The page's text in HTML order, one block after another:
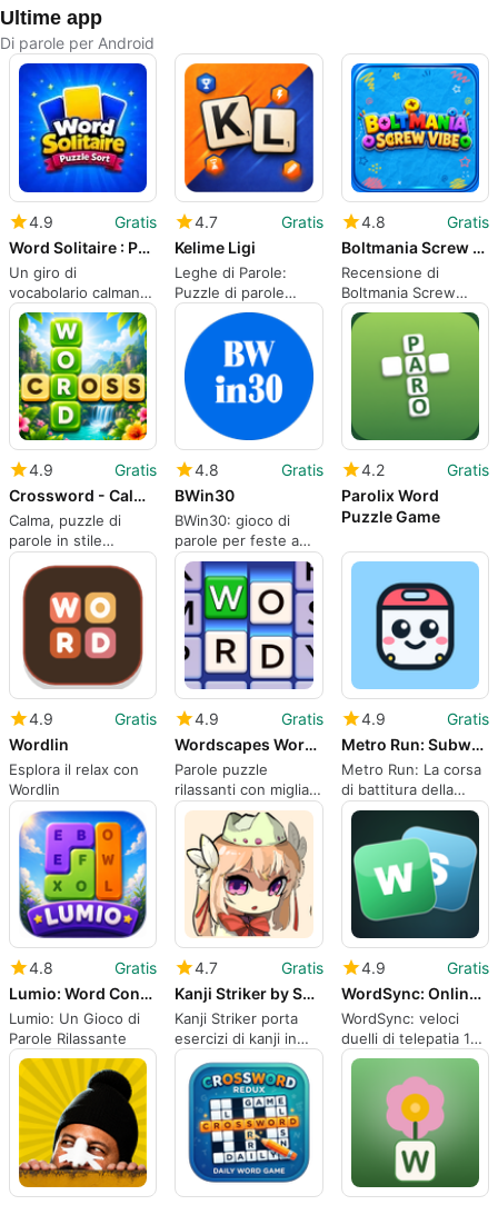
Ultime app
Di parole per Android
4.9
Gratis
Word Solitaire : Puzzle Sort
Un giro di
vocabolario calmante
su solitario per
giocatori riflessivi
4.7
Gratis
Kelime Ligi
Leghe di Parole:
Puzzle di parole
turchi competitivi
con classifiche
nazionali
4.8
Gratis
Boltmania Screw Vibe
Recensione di
Boltmania Screw
Vibe: Un Puzzle
Avvincente
4.9
Gratis
Crossword - Calm Words Puzzle
Calma, puzzle di
parole in stile
cruciverba per una
pratica quotidiana
rilassata
4.8
Gratis
BWin30
BWin30: gioco di
parole per feste a
tema Botswana di 30
secondi per gruppi
4.2
Gratis
Parolix Word
Puzzle Game
4.9
Gratis
Wordlin
Esplora il relax con
Wordlin
4.9
Gratis
Wordscapes Word Blast
Parole puzzle
rilassanti con migliaia
di livelli e arte
scenica
4.9
Gratis
Metro Run: Subway Typing Race
Metro Run: La corsa
di battitura della
metropolitana
trasforma la battitura
in gare di transito
4.8
Gratis
Lumio: Word Connect Puzzle
Lumio: Un Gioco di
Parole Rilassante
4.7
Gratis
Kanji Striker by Shima Bird
Kanji Striker porta
esercizi di kanji in
stile arcade e un
bestiario
4.9
Gratis
WordSync: Online Word Matching
WordSync: veloci
duelli di telepatia 1v1
per giocatori Android